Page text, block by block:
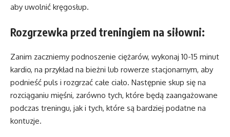
aby uwolnić kręgosłup.
Rozgrzewka przed treningiem na siłowni:
Zanim zaczniemy podnoszenie ciężarów, wykonaj 10-15 minut
kardio, na przykład na bieżni lub rowerze stacjonarnym, aby
podnieść puls i rozgrzać całe ciało. Następnie skup się na
rozciąganiu mięśni, zarówno tych, które będą zaangażowane
podczas treningu, jak i tych, które są bardziej podatne na
kontuzje.